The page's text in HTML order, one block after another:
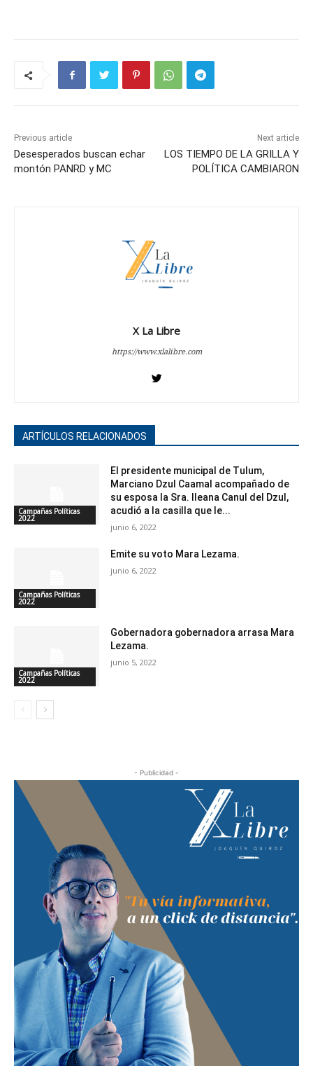
Previous article
Desesperados buscan echar
montón PANRD y MC
Next article
LOS TIEMPO DE LA GRILLA Y
POLÍTICA CAMBIARON
X La Libre
https://www.xlalibre.com
ARTÍCULOS RELACIONADOS
Campañas Políticas
2022
El presidente municipal de Tulum,
Marciano Dzul Caamal acompañado de
su esposa la Sra. Ileana Canul del Dzul,
acudió a la casilla que le...
junio 6, 2022
Campañas Políticas
2022
Emite su voto Mara Lezama.
junio 6, 2022
Campañas Políticas
2022
Gobernadora gobernadora arrasa Mara
Lezama.
junio 5, 2022
- Publicidad -